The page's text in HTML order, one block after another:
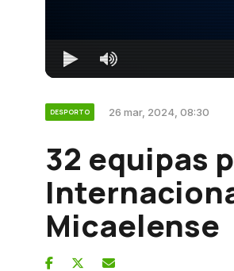
DESPORTO 26 mar, 2024, 08:30
32 equipas
Micaelense